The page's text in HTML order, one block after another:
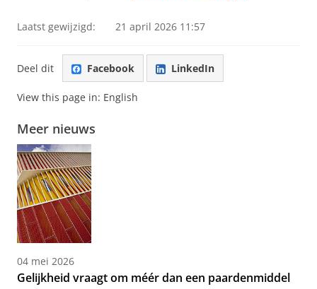
Laatst gewijzigd: 21 april 2026 11:57
Deel dit Facebook LinkedIn
View this page in: English
Meer nieuws
04 mei 2026
Gelijkheid vraagt om méér dan een paardenmiddel